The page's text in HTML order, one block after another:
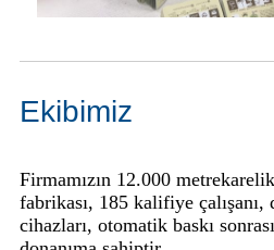
Ekibimiz
Firmamızın 12.000
fabrikası, 185 kalifiye çalışanı,
cihazları, otomatik baskı